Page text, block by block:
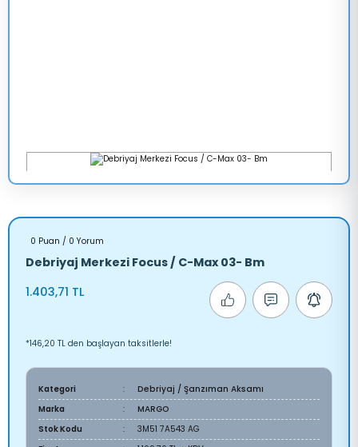
0 Puan / 0 Yorum
Debriyaj Merkezi Focus / C-Max 03- Bm
1.403,71 TL
*146,20 TL den başlayan taksitlerle!
Kategori
Debriyaj / Şanzıman Aksamı
Marka
MARGO
Stok Kodu
3M51 7A543 AG